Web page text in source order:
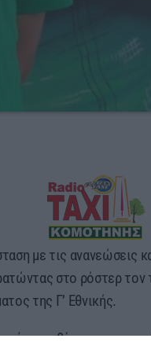
με τις ανανεώσεις
στο ρόστερ τον
της Γ’ Εθνικής.
θέση να